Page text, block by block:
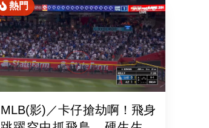
熱門
MLB(影)／卡仔搶劫啊！飛身